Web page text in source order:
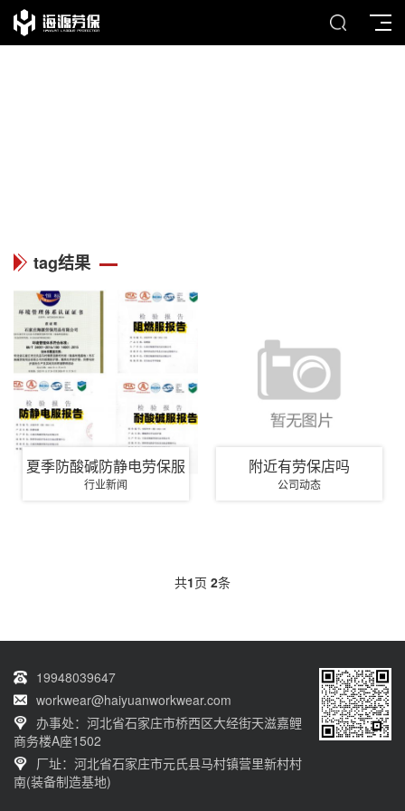
tag结果
夏季防酸碱防静电劳保服
行业新闻
附近有劳保店吗
公司动态
共1页 2条
19948039647
workwear@haiyuanworkwear.com
办事处：河北省石家庄市桥西区大经街天滋嘉鲤
商务楼A座1502
厂址：河北省石家庄市元氏县马村镇营里新村村
南(装备制造基地)